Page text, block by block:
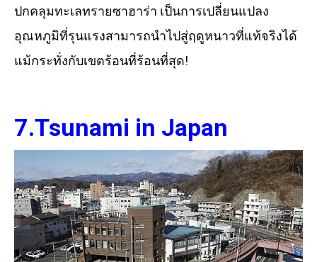
ปกคลุมทะเลทรายซาฮาร่า เป็นการเปลี่ยนแปลง
อุณหภูมิที่รุนแรงสามารถนำไปสู่ฤดูหนาวที่แท้จริงได้
แม้กระทั่งกับเขตร้อนที่ร้อนที่สุด!
7.Tsunami in Japan